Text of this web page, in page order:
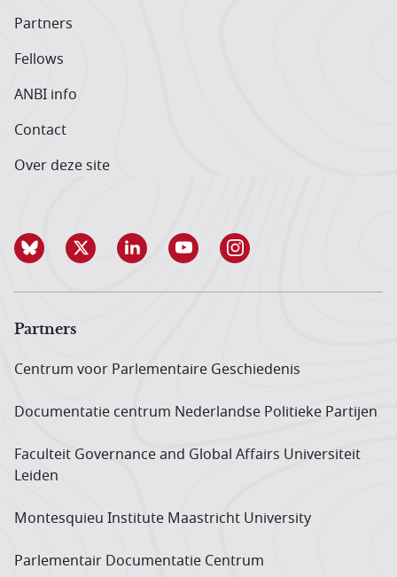
Partners
Fellows
ANBI info
Contact
Over deze site
Partners
Centrum voor Parlementaire Geschiedenis
Documentatie centrum Neder­landse Politieke Partijen
Faculteit Governance and Global Affairs Universiteit
Leiden
Montesquieu Institute Maastricht University
Parlementair Documentatie Centrum